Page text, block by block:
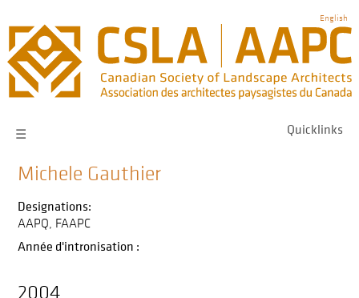
main
navigation
English
Quicklinks
☰
Michele Gauthier
Designations:
AAPQ FAAPC
Année d'intronisation :
2004